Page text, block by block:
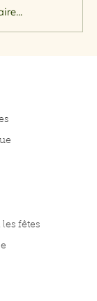
fêtes
août